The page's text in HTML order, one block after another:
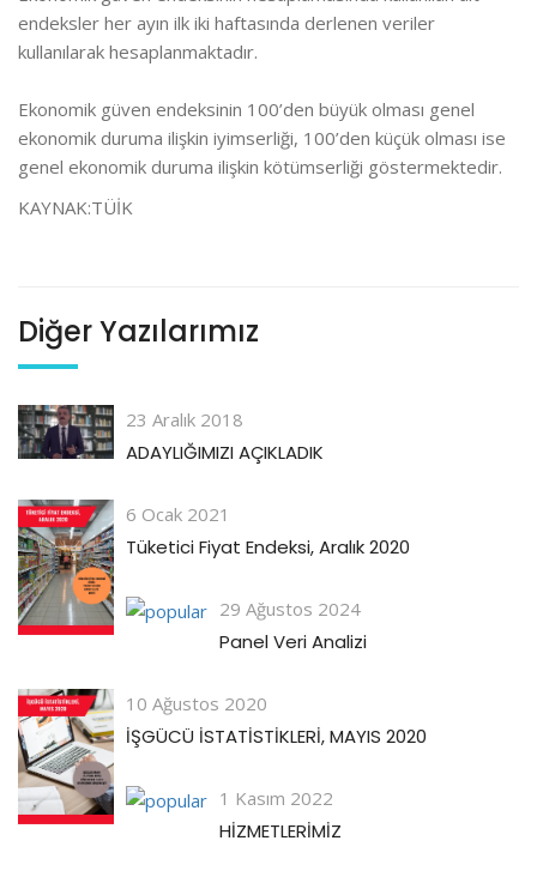
endeksler her ayın ilk iki haftasında derlenen veriler
kullanılarak hesaplanmaktadır.
Ekonomik güven endeksinin 100’den büyük olması genel
ekonomik duruma ilişkin iyimserliği, 100’den küçük olması ise
genel ekonomik duruma ilişkin kötümserliği göstermektedir.
KAYNAK:TÜİK
Diğer Yazılarımız
23 Aralık 2018
ADAYLIĞIMIZI AÇIKLADIK
6 Ocak 2021
Tüketici Fiyat Endeksi, Aralık 2020
29 Ağustos 2024
Panel Veri Analizi
10 Ağustos 2020
İŞGÜCÜ İSTATİSTİKLERİ, MAYIS 2020
1 Kasım 2022
HİZMETLERİMİZ